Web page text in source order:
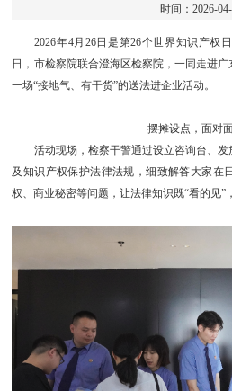
时间：2026-
2026年4月26日是第26个世界知识产权
日，市检察院联合澄海区检察院，一同走进
一场“接地气、有干货”的送法进企业活动。
摆摊设点，面对
活动现场，检察干警通过设立咨询台、
及知识产权保护法律法规，细致解答大家在
权、商业秘密等问题，让法律知识既“看的见”